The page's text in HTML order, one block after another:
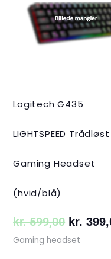
Logitech G435
LIGHTSPEED Trådløst
Gaming Headset
(hvid/blå)
kr.599,00
var:
kr.
kr.
Gaming headset